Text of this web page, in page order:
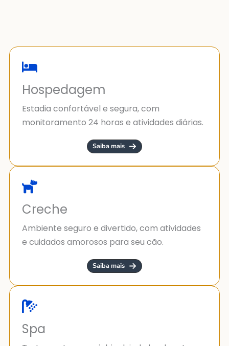
Hospedagem
Estadia confortável e segura, com
monitoramento 24 horas e atividades diárias.
Saiba mais
Creche
Ambiente seguro e divertido, com atividades
e cuidados amorosos para seu cão.
Saiba mais
Spa